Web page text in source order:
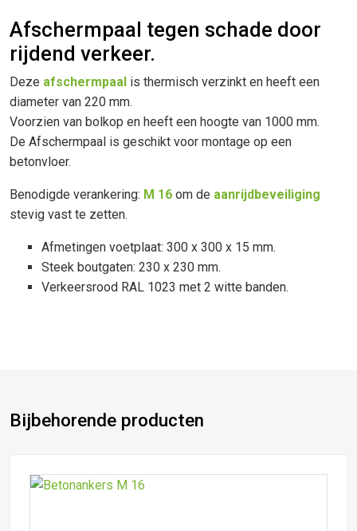
Afschermpaal tegen schade door
rijdend verkeer.
Deze afschermpaal is thermisch verzinkt en heeft een
diameter van 220 mm.
Voorzien van bolkop en heeft een hoogte van 1000 mm.
De Afschermpaal is geschikt voor montage op een
betonvloer.
Benodigde verankering: M 16 om de aanrijdbeveiliging
stevig vast te zetten.
Afmetingen voetplaat: 300 x 300 x 15 mm.
Steek boutgaten: 230 x 230 mm.
Verkeersrood RAL 1023 met 2 witte banden.
Bijbehorende producten